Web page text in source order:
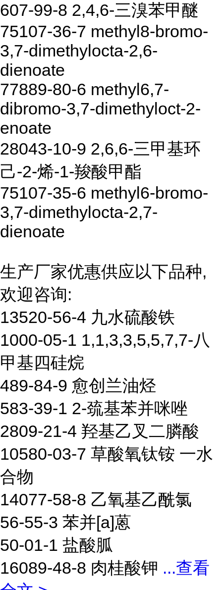
607-99-8 2,4,6-三溴苯甲醚
75107-36-7 methyl8-bromo-
3,7-dimethylocta-2,6-
dienoate
77889-80-6 methyl6,7-
dibromo-3,7-dimethyloct-2-
enoate
28043-10-9 2,6,6-三甲基环
己-2-烯-1-羧酸甲酯
75107-35-6 methyl6-bromo-
3,7-dimethylocta-2,7-
dienoate
生产厂家优惠供应以下品种,
欢迎咨询:
13520-56-4 九水硫酸铁
1000-05-1 1,1,3,3,5,5,7,7-八
甲基四硅烷
489-84-9 愈创兰油烃
583-39-1 2-巯基苯并咪唑
2809-21-4 羟基乙叉二膦酸
10580-03-7 草酸氧钛铵 一水
合物
14077-58-8 乙氧基乙酰氯
56-55-3 苯并[a]蒽
50-01-1 盐酸胍
16089-48-8 肉桂酸钾 ...查看